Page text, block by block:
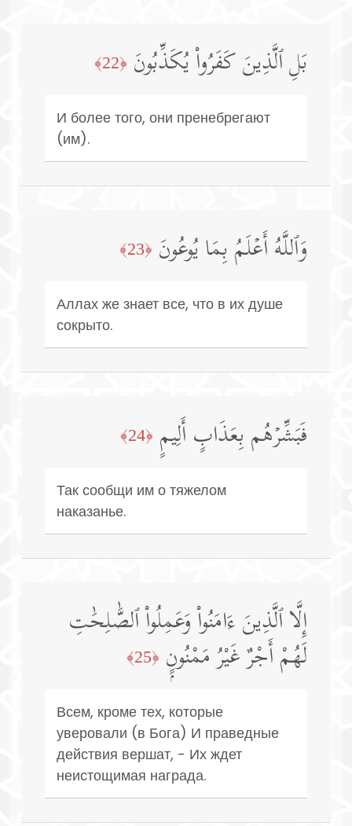
بَلِ ٱلَّذِینَ كَفَرُوا۟ یُكَذِّبُونَ ﴿22﴾
И более того, они пренебрегают
(им).
وَٱللَّهُ أَعۡلَمُ بِمَا یُوعُونَ ﴿23﴾
Аллах же знает все, что в их душе
сокрыто.
فَبَشِّرۡهُم بِعَذَابٍ أَلِیمٍ ﴿24﴾
Так сообщи им о тяжелом
наказанье.
إِلَّا ٱلَّذِينَ ءَامَنُوا۟ وَعَمِلُوا۟ ٱلصَّٰلِحَٰتِ
لَهُمْ أَجْرٌ غَيْرُ مَمْنُونٍۭ ﴿25﴾
Всем, кроме тех, которые
уверовали (в Бога) И праведные
действия вершат, - Их ждет
неистощимая награда.